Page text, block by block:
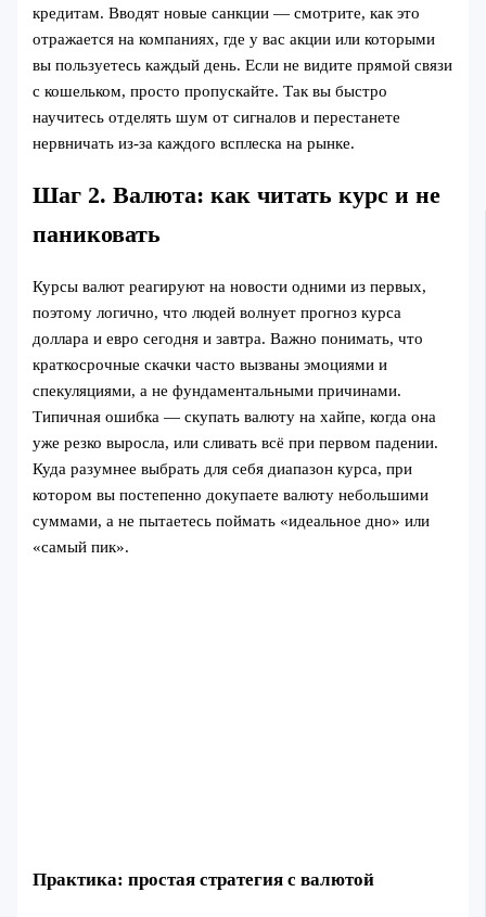
кредитам. Вводят новые санкции — смотрите, как это
отражается на компаниях, где у вас акции или которыми
вы пользуетесь каждый день. Если не видите прямой связи
с кошельком, просто пропускайте. Так вы быстро
научитесь отделять шум от сигналов и перестанете
нервничать из‑за каждого всплеска на рынке.
Шаг 2. Валюта: как читать курс и не
паниковать
Курсы валют реагируют на новости одними из первых,
поэтому логично, что людей волнует прогноз курса
доллара и евро сегодня и завтра. Важно понимать, что
краткосрочные скачки часто вызваны эмоциями и
спекуляциями, а не фундаментальными причинами.
Типичная ошибка — скупать валюту на хайпе, когда она
уже резко выросла, или сливать всё при первом падении.
Куда разумнее выбрать для себя диапазон курса, при
котором вы постепенно докупаете валюту небольшими
суммами, а не пытаетесь поймать «идеальное дно» или
«самый пик».
Практика: простая стратегия с валютой